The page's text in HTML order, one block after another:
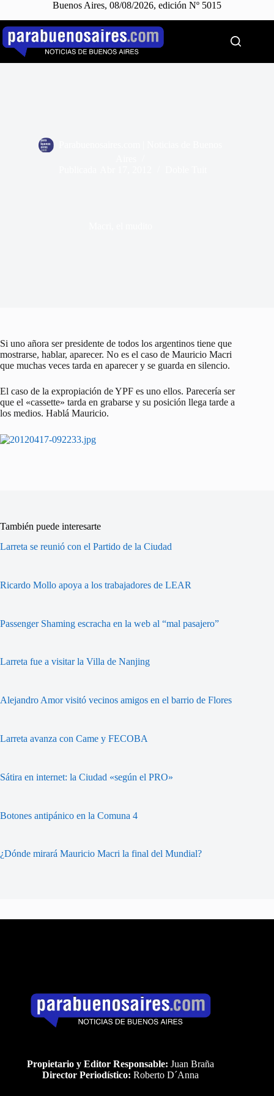
Buenos Aires, 08/08/2026, edición Nº 5015
Saltar
contenido
Si uno añora ser presidente de todos los argentinos tiene que
mostrarse, hablar, aparecer. No es el caso de Mauricio Macri
que muchas veces tarda en aparecer y se guarda en silencio.
El caso de la expropiación de YPF es uno ellos. Parecería ser
que el «cassette» tarda en grabarse y su posición llega tarde a
los medios. Hablá Mauricio.
También puede interesarte
Larreta se reunió con el Partido de la Ciudad
Ricardo Mollo apoya a los trabajadores de LEAR
Passenger Shaming escracha en la web al “mal pasajero”
Larreta fue a visitar la Villa de Nanjing
Alejandro Amor visitó vecinos amigos en el barrio de Flores
Larreta avanza con Came y FECOBA
Sátira en internet: la Ciudad «según el PRO»
Botones antipánico en la Comuna 4
¿Dónde mirará Mauricio Macri la final del Mundial?
Propietario y Editor Responsable: Juan Braña
Director Periodístico: Roberto D´Anna